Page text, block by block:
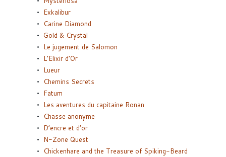
Exkalibur
Carine Diamond
Gold & Crystal
Le jugement de Salomon
L’Elixir d’Or
Lueur
Chemins Secrets
Fatum
Les aventures du capitaine Ronan
Chasse anonyme
D’encre et d’or
N-Zone Quest
Chickenhare and the Treasure of Spiking-Beard